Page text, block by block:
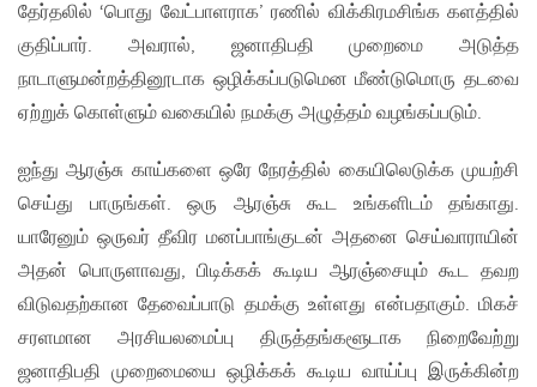
தேர்தலில் ‘பொது வேட்பாளராக’ ரணில் விக்கிரமசிங்க களத்தில்
குதிப்பார். அவரால், ஜனாதிபதி முறைமை அடுத்த
நாடாளுமன்றத்தினூடாக ஒழிக்கப்படுமென மீண்டுமொரு தடவை
ஏற்றுக் கொள்ளும் வகையில் நமக்கு அழுத்தம் வழங்கப்படும்.
ஐந்து ஆரஞ்சு காய்களை ஒரே நேரத்தில் கையிலெடுக்க முயற்சி
செய்து பாருங்கள். ஒரு ஆரஞ்சு கூட உங்களிடம் தங்காது.
யாரேனும் ஒருவர் தீவிர மனப்பாங்குடன் அதனை செய்வாராயின்
அதன் பொருளாவது, பிடிக்கக் கூடிய ஆரஞ்சையும் கூட தவற
விடுவதற்கான தேவைப்பாடு தமக்கு உள்ளது என்பதாகும். மிகச்
சரளமான அரசியலமைப்பு திருத்தங்களூடாக நிறைவேற்று
ஜனாதிபதி முறைமையை ஒழிக்கக் கூடிய வாய்ப்பு இருக்கின்ற